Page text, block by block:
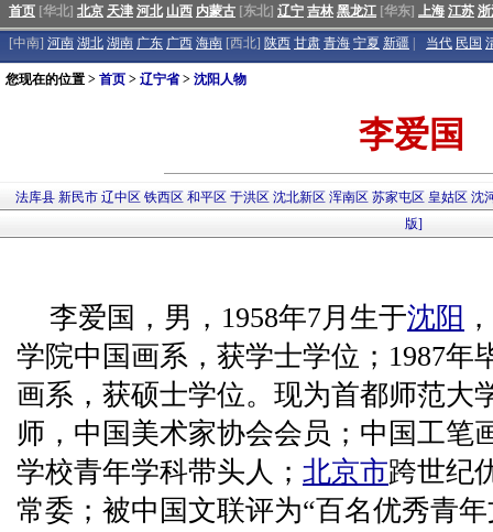
首页 [华北] 北京 天津 河北 山西 内蒙古 [东北] 辽宁 吉林 黑龙江 [华东] 上海 江苏
[中南] 河南 湖北 湖南 广东 广西 海南 [西北] 陕西 甘肃 青海 宁夏 新疆 当代 民国
您现在的位置 > 首页 > 辽宁省> 沈阳人物
李爱国
法库县 新民市 辽中区 铁西区 和平区 于洪区 沈北新区 浑南区 苏家屯区 皇姑区 沈
版]
李爱国，男，1958年7月生于沈阳
学院中国画系，获学士学位；1987年
画系，获硕士学位。现为首都师范大
师，中国美术家协会会员；中国工笔
学校青年学科带头人； 北京市跨世纪
常委；被中国文联评为“百名优秀青